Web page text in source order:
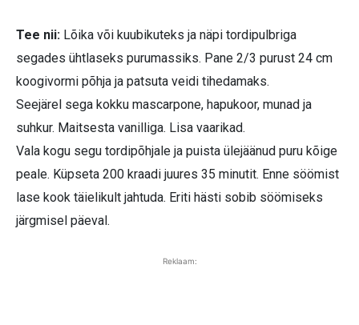
Tee nii: Lõika või kuubikuteks ja näpi tordipulbriga
segades ühtlaseks purumassiks. Pane 2/3 purust 24 cm
koogivormi põhja ja patsuta veidi tihedamaks.
Seejärel sega kokku mascarpone, hapukoor, munad ja
suhkur. Maitsesta vanilliga. Lisa vaarikad.
Vala kogu segu tordipõhjale ja puista ülejäänud puru kõige
peale. Küpseta 200 kraadi juures 35 minutit. Enne söömist
lase kook täielikult jahtuda. Eriti hästi sobib söömiseks
järgmisel päeval.
Reklaam: